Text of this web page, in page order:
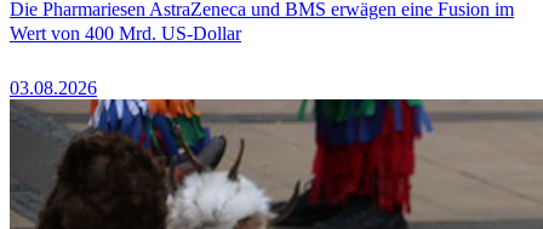
Die Pharmariesen AstraZeneca und BMS erwägen eine Fusion im
Wert von 400 Mrd. US-Dollar
03.08.2026